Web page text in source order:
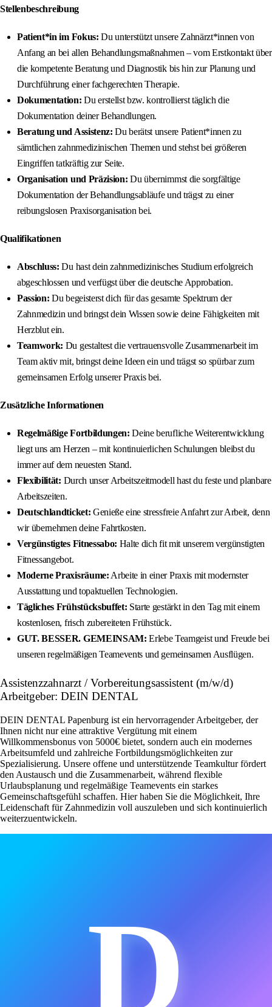
Stellenbeschreibung
Patient*in im Fokus: Du unterstützt unsere Zahnärzt*innen von
Anfang an bei allen Behandlungsmaßnahmen – vom Erstkontakt über
die kompetente Beratung und Diagnostik bis hin zur Planung und
Durchführung einer fachgerechten Therapie.
Dokumentation: Du erstellst bzw. kontrollierst täglich die
Dokumentation deiner Behandlungen.
Beratung und Assistenz: Du berätst unsere Patient*innen zu
sämtlichen zahnmedizinischen Themen und stehst bei größeren
Eingriffen tatkräftig zur Seite.
Organisation und Präzision: Du übernimmst die sorgfältige
Dokumentation der Behandlungsabläufe und trägst zu einer
reibungslosen Praxisorganisation bei.
Qualifikationen
Abschluss: Du hast dein zahnmedizinisches Studium erfolgreich
abgeschlossen und verfügst über die deutsche Approbation.
Passion: Du begeisterst dich für das gesamte Spektrum der
Zahnmedizin und bringst dein Wissen sowie deine Fähigkeiten mit
Herzblut ein.
Teamwork: Du gestaltest die vertrauensvolle Zusammenarbeit im
Team aktiv mit, bringst deine Ideen ein und trägst so spürbar zum
gemeinsamen Erfolg unserer Praxis bei.
Zusätzliche Informationen
Regelmäßige Fortbildungen: Deine berufliche Weiterentwicklung
liegt uns am Herzen – mit kontinuierlichen Schulungen bleibst du
immer auf dem neuesten Stand.
Flexibilität: Durch unser Arbeitszeitmodell hast du feste und planbare
Arbeitszeiten.
Deutschlandticket: Genieße eine stressfreie Anfahrt zur Arbeit, denn
wir übernehmen deine Fahrtkosten.
Vergünstigtes Fitnessabo: Halte dich fit mit unserem vergünstigten
Fitnessangebot.
Moderne Praxisräume: Arbeite in einer Praxis mit modernster
Ausstattung und topaktuellen Technologien.
Tägliches Frühstücksbuffet: Starte gestärkt in den Tag mit einem
kostenlosen, frisch zubereiteten Frühstück.
GUT. BESSER. GEMEINSAM: Erlebe Teamgeist und Freude bei
unseren regelmäßigen Teamevents und gemeinsamen Ausflügen.
Assistenzzahnarzt / Vorbereitungsassistent (m/w/d)
Arbeitgeber: DEIN DENTAL
DEIN DENTAL Papenburg ist ein hervorragender Arbeitgeber, der
Ihnen nicht nur eine attraktive Vergütung mit einem
Willkommensbonus von 5000€ bietet, sondern auch ein modernes
Arbeitsumfeld und zahlreiche Fortbildungsmöglichkeiten zur
Spezialisierung. Unsere offene und unterstützende Teamkultur fördert
den Austausch und die Zusammenarbeit, während flexible
Urlaubsplanung und regelmäßige Teamevents ein starkes
Gemeinschaftsgefühl schaffen. Hier haben Sie die Möglichkeit, Ihre
Leidenschaft für Zahnmedizin voll auszuleben und sich kontinuierlich
weiterzuentwickeln.
D